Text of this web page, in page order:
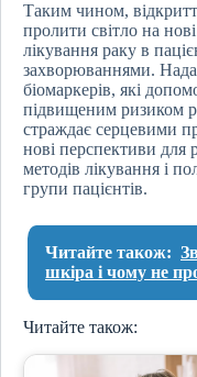
Таким чином,
пролити світло на
лікування раку в
захворюваннями.
біомаркерів, які
підвищеним ризиком
страждає серцевими
нові перспективи для
методів лікування і
групи пацієнтів.
Читайте також:
шкіра і чому не
Читайте також: